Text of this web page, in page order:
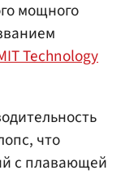
мощного
Technology
что
с плавающей